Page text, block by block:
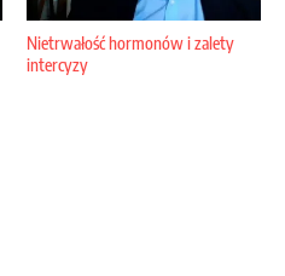
Nietrwałość hormonów i zalety
intercyzy